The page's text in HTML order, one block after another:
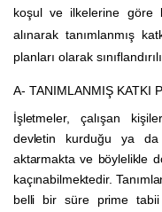
koşul ve ilkelerine göre
alınarak tanımlanmış
planları olarak
A- TANIMLANMIŞ KATKI
İşletmeler, çalışan
devletin kurduğu ya
aktarmakta ve böylelikle
kaçınabilmektedir.
belli bir süre prime tabii